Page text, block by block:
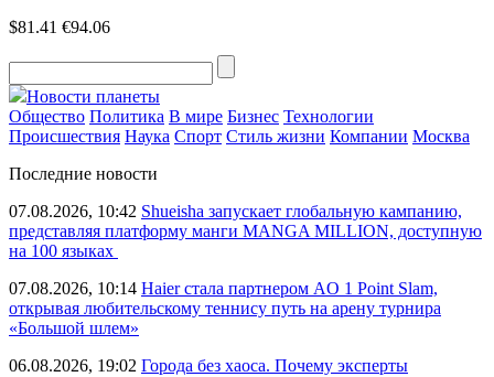
$81.41 €94.06
Новости планеты
Общество Политика В мире Бизнес Технологии
Происшествия Наука Спорт Стиль жизни Компании Москва
Последние новости
07.08.2026, 10:42 Shueisha запускает глобальную кампанию,
представляя платформу манги MANGA MILLION, доступную
на 100 языках
07.08.2026, 10:14 Haier стала партнером AO 1 Point Slam,
открывая любительскому теннису путь на арену турнира
«Большой шлем»
06.08.2026, 19:02 Города без хаоса. Почему эксперты